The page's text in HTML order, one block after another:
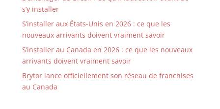
s’y installer
S’installer aux États-Unis en 2026 : ce que les
nouveaux arrivants doivent vraiment savoir
S’installer au Canada en 2026 : ce que les nouveaux
arrivants doivent vraiment savoir
Brytor lance officiellement son réseau de franchises
au Canada